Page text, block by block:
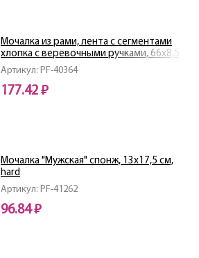
Артикул: PF-40364
Мочалка из рами, лента с сегментами
хлопка с веревочными ручками, 66х8,5
см (76х8,5 см с ручками)
177.42 ₽
Артикул: PF-41262
Мочалка "Мужская" спонж, 13х17,5 см,
hard
96.84 ₽